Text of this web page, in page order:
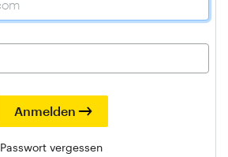
Passwort vergessen